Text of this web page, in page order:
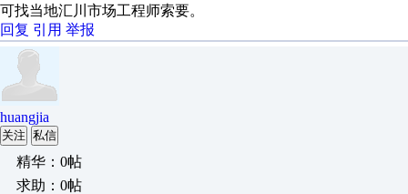
可找当地汇川市场工程师索要。
回复 引用 举报
huangjia
关注 私信
精华：0帖
求助：0帖